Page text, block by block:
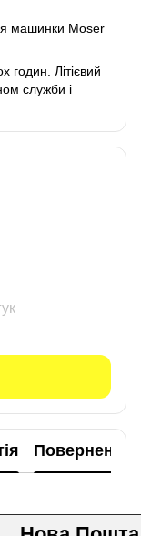
машинки Moser
годин Літієвий
служби і
Повернення